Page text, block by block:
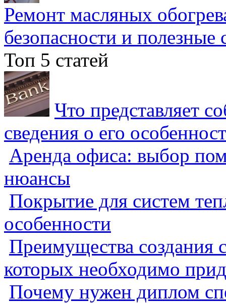
Ремонт масляных
безопасности и полезные
Топ 5 статей
Что представляет
сведения о его
Аренда офиса: выбор
нюансы
Покрытие для систем
особенности
Преимущества создания
которых необходимо
Почему нужен диплом